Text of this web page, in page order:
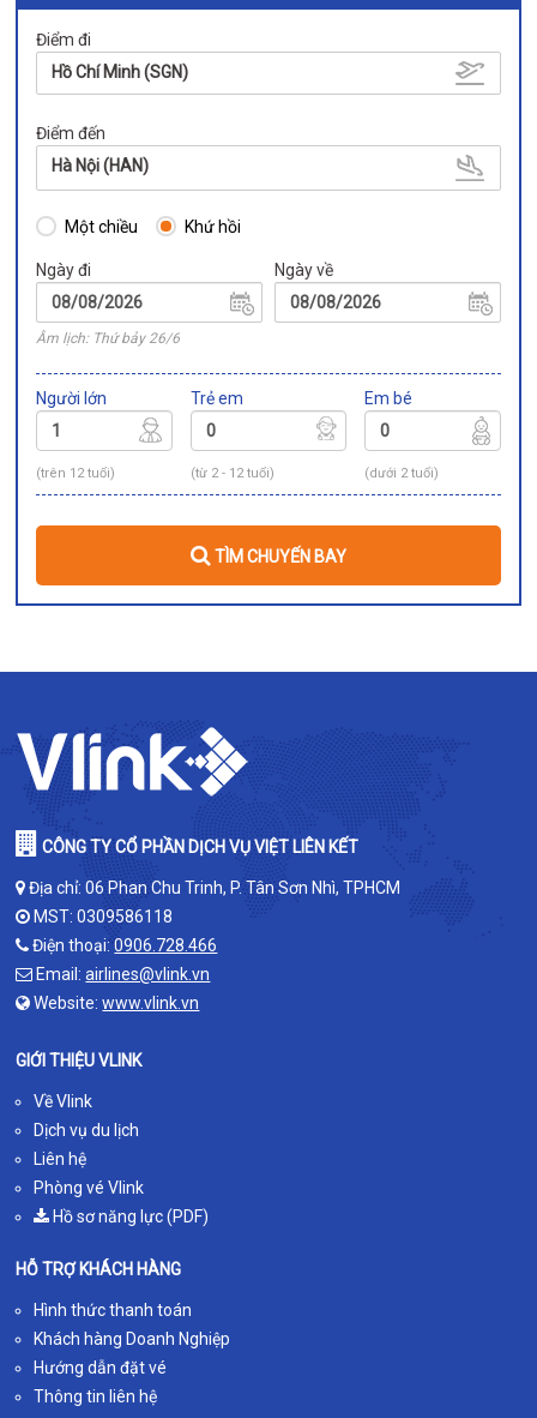
Điểm đi
Hồ Chí Minh (SGN)
Điểm đến
Hà Nội (HAN)
Một chiều Khứ hồi
Ngày đi
Âm lịch: Thứ bảy 26/6
Ngày về
Người lớn
(trên 12 tuổi)
Trẻ em
(từ 2 - 12 tuổi)
Em bé
(dưới 2 tuổi)
TÌM CHUYẾN BAY
CÔNG TY CỔ PHẦN DỊCH VỤ VIỆT LIÊN KẾT
Địa chỉ: 06 Phan Chu Trinh, P. Tân Sơn Nhì, TPHCM
MST: 0309586118
Điện thoại:0906.728.466
Email:airlines@vlink.vn
Website:www.vlink.vn
GIỚI THIỆU VLINK
Về Vlink
Dịch vụ du lịch
Liên hệ
Phòng vé Vlink
Hồ sơ năng lực (PDF)
HỖ TRỢ KHÁCH HÀNG
Hình thức thanh toán
Khách hàng Doanh Nghiệp
Hướng dẫn đặt vé
Thông tin liên hệ